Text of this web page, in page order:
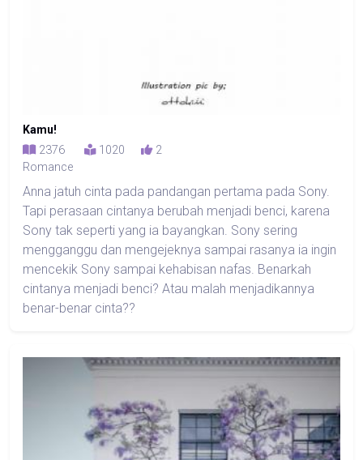
Kamu!
2376 1020
2
Romance
Anna jatuh cinta pada pandangan pertama pada Sony.
Tapi perasaan cintanya berubah menjadi benci, karena
Sony tak seperti yang ia bayangkan. Sony sering
mengganggu dan mengejeknya sampai rasanya ia ingin
mencekik Sony sampai kehabisan nafas. Benarkah
cintanya menjadi benci? Atau malah menjadikannya
benar-benar cinta??